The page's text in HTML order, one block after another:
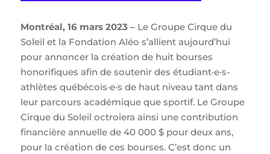
Montréal, 16 mars 2023 –Le Groupe Cirque du
Soleil et la Fondation Aléo s’allient aujourd’hui
pour annoncer la création de huit bourses
honorifiques afin de soutenir des étudiant·e·s-
athlètes québécois·e·s de haut niveau tant dans
leur parcours académique que sportif. Le Groupe
Cirque du Soleil octroiera ainsi une contribution
financière annuelle de 40 000 $ pour deux ans,
pour la création de ces bourses. C’est donc un